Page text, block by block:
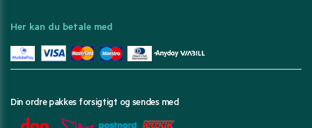
Her kan du betale med
Din ordre pakkes forsigtigt og sendes med